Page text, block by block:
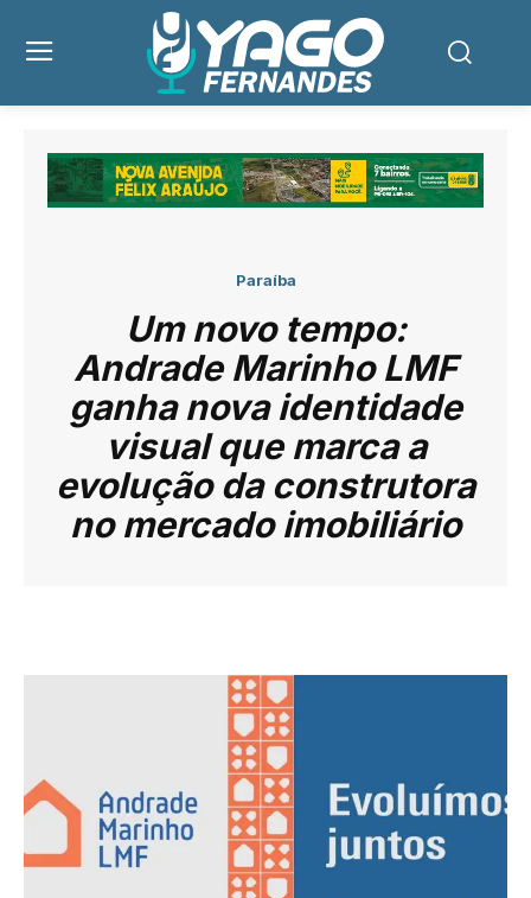
Paraíba
Um novo tempo:
Andrade Marinho LMF
ganha nova identidade
visual que marca a
evolução da construtora
no mercado imobiliário